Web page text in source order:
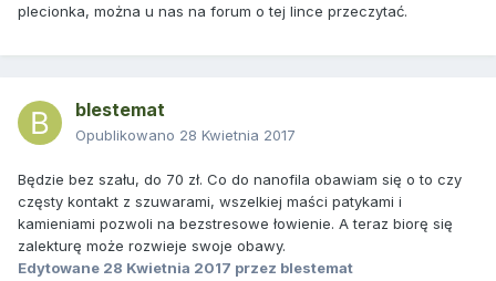
plecionka, można u nas na forum o tej lince przeczytać.
blestemat
Opublikowano 28 Kwietnia 2017
Będzie bez szału, do 70 zł. Co do nanofila obawiam się o to czy
częsty kontakt z szuwarami, wszelkiej maści patykami i
kamieniami pozwoli na bezstresowe łowienie. A teraz biorę się
zalekturę może rozwieje swoje obawy.
Edytowane 28 Kwietnia 2017 przez blestemat